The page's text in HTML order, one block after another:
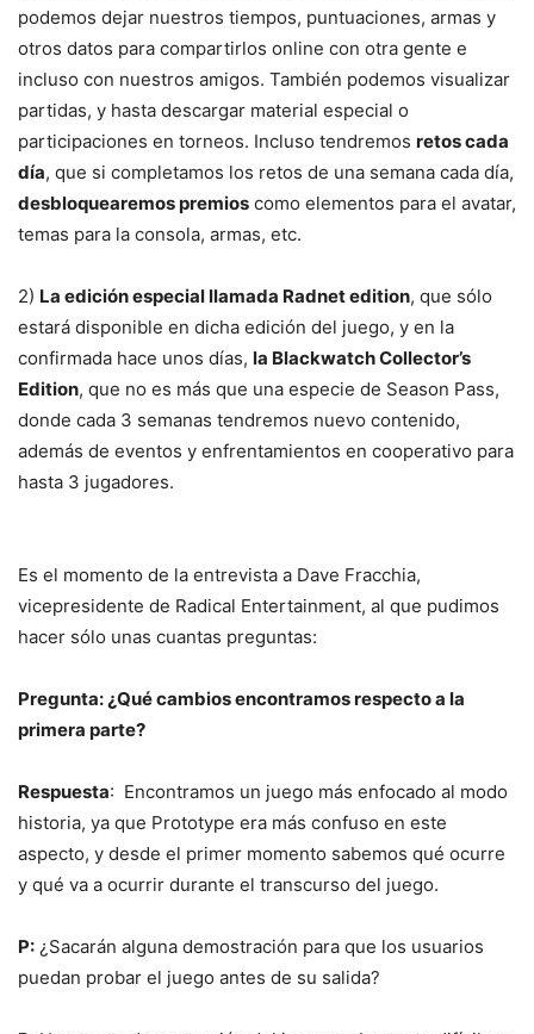
podemos dejar nuestros tiempos, puntuaciones, armas y
otros datos para compartirlos online con otra gente e
incluso con nuestros amigos. También podemos visualizar
partidas, y hasta descargar material especial o
participaciones en torneos. Incluso tendremos retos cada
día, que si completamos los retos de una semana cada día,
desbloquearemos premios como elementos para el avatar,
temas para la consola, armas, etc.
2) La edición especial llamada Radnet edition, que sólo
estará disponible en dicha edición del juego, y en la
confirmada hace unos días, la Blackwatch Collector’s
Edition, que no es más que una especie de Season Pass,
donde cada 3 semanas tendremos nuevo contenido,
además de eventos y enfrentamientos en cooperativo para
hasta 3 jugadores.
Es el momento de la entrevista a Dave Fracchia,
vicepresidente de Radical Entertainment, al que pudimos
hacer sólo unas cuantas preguntas:
Pregunta: ¿Qué cambios encontramos respecto a la
primera parte?
Respuesta: Encontramos un juego más enfocado al modo
historia, ya que Prototype era más confuso en este
aspecto, y desde el primer momento sabemos qué ocurre
y qué va a ocurrir durante el transcurso del juego.
P: ¿Sacarán alguna demostración para que los usuarios
puedan probar el juego antes de su salida?